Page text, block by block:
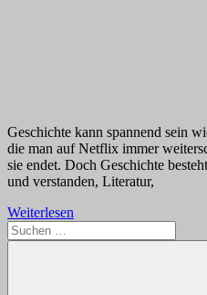
Geschichte kann spannend sein
die man auf Netflix immer
sie endet. Doch Geschichte
und verstanden, Literatur,
Weiterlesen
Suchen
nach: